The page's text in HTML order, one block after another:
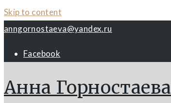
Skip to content
anngornostaeva@yandex.ru
Facebook
Анна Горностаева